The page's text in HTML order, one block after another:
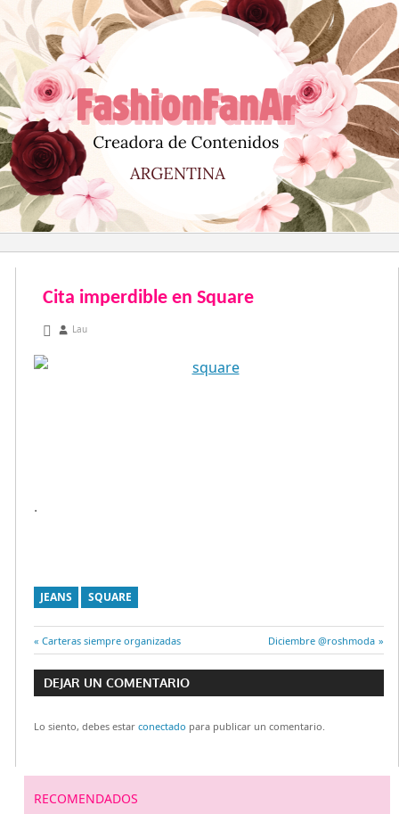
al
contenido
Cita imperdible en Square
diciembre 19, 2012
Lau
.
JEANS SQUARE
Navegación
de
entradas
Entrada
anterior:
Carteras siempre organizadas
Entrada
siguiente:
Diciembre @roshmoda
DEJAR UN COMENTARIO
Lo siento, debes estar conectado para publicar un comentario.
RECOMENDADOS